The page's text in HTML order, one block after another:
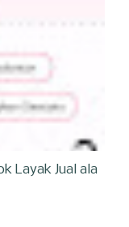
Layak Jual ala